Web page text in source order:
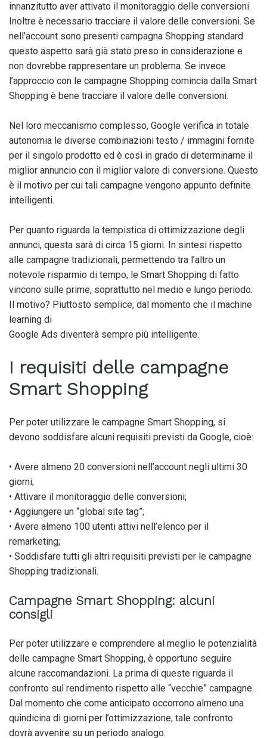
innanzitutto aver attivato il monitoraggio delle conversioni.
Inoltre è necessario tracciare il valore delle conversioni. Se
nell’account sono presenti campagna Shopping standard
questo aspetto sarà già stato preso in considerazione e
non dovrebbe rappresentare un problema. Se invece
l’approccio con le campagne Shopping comincia dalla Smart
Shopping è bene tracciare il valore delle conversioni.
Nel loro meccanismo complesso, Google verifica in totale
autonomia le diverse combinazioni testo / immagini fornite
per il singolo prodotto ed è così in grado di determinarne il
miglior annuncio con il miglior valore di conversione. Questo
è il motivo per cui tali campagne vengono appunto definite
intelligenti.
Per quanto riguarda la tempistica di ottimizzazione degli
annunci, questa sarà di circa 15 giorni. In sintesi rispetto
alle campagne tradizionali, permettendo tra l’altro un
notevole risparmio di tempo, le Smart Shopping di fatto
vincono sulle prime, soprattutto nel medio e lungo periodo.
Il motivo? Piuttosto semplice, dal momento che il machine
learning di
Google Ads diventerà sempre più intelligente.
I requisiti delle campagne
Smart Shopping
Per poter utilizzare le campagne Smart Shopping, si
devono soddisfare alcuni requisiti previsti da Google, cioè:
• Avere almeno 20 conversioni nell’account negli ultimi 30
giorni;
• Attivare il monitoraggio delle conversioni;
• Aggiungere un “global site tag”;
• Avere almeno 100 utenti attivi nell’elenco per il
remarketing;
• Soddisfare tutti gli altri requisiti previsti per le campagne
Shopping tradizionali.
Campagne Smart Shopping: alcuni
consigli
Per poter utilizzare e comprendere al meglio le potenzialità
delle campagne Smart Shopping, è opportuno seguire
alcune raccomandazioni. La prima di queste riguarda il
confronto sul rendimento rispetto alle “vecchie” campagne.
Dal momento che come anticipato occorrono almeno una
quindicina di giorni per l’ottimizzazione, tale confronto
dovrà avvenire su un periodo analogo.